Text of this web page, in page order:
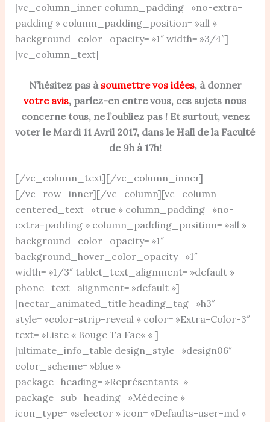
[vc_column_inner column_padding= »no-extra-
padding » column_padding_position= »all »
background_color_opacity= »1″ width= »3/4″]
[vc_column_text]
N’hésitez pas àsoumettre vos idées, à donner
votre avis, parlez-en entre vous, ces sujets nous
concerne tous, ne l’oubliez pas ! Et surtout, venez
voter le Mardi 11 Avril 2017, dans le Hall de la Faculté
de 9h à 17h!
[/vc_column_text][/vc_column_inner]
[/vc_row_inner][/vc_column][vc_column
centered_text= »true » column_padding= »no-
extra-padding » column_padding_position= »all »
background_color_opacity= »1″
background_hover_color_opacity= »1″
width= »1/3″ tablet_text_alignment= »default »
phone_text_alignment= »default »]
[nectar_animated_title heading_tag= »h3″
style= »color-strip-reveal » color= »Extra-Color-3″
text= »Liste « Bouge Ta Fac« « ]
[ultimate_info_table design_style= »design06″
color_scheme= »blue »
package_heading= »Représentants »
package_sub_heading= »Médecine »
icon_type= »selector » icon= »Defaults-user-md »